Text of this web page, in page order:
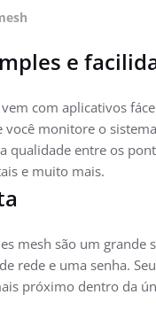
e
com aplicativos
monitore o
qualidade entre os
e muito mais.
mesh são um
rede e uma senha.
próximo dentro da